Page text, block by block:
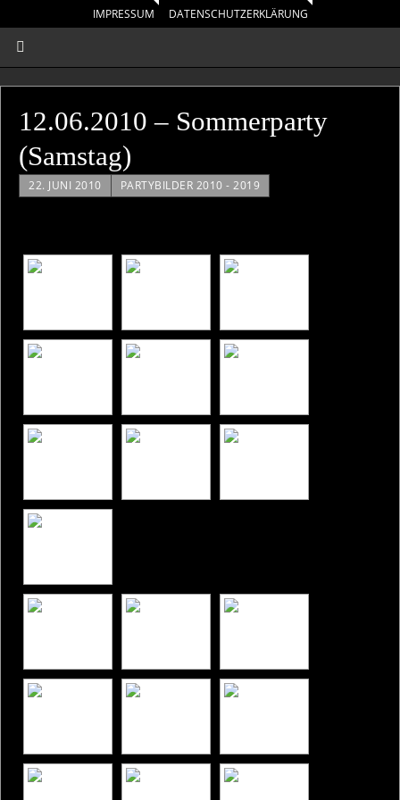
IMPRESSUM DATENSCHUTZERKLÄRUNG
12.06.2010 – Sommerparty
(Samstag)
22. JUNI 2010 PARTYBILDER 2010 - 2019